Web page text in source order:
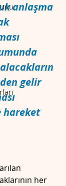
anlaşma
gelir
hareket
her